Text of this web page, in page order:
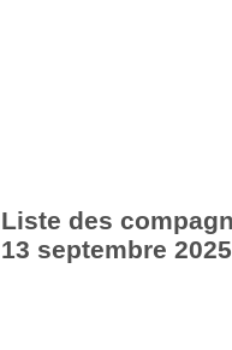
Liste des
13 septembre 2025